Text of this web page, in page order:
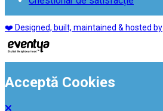
❤️ Designed, built, maintained & hosted by
Acceptă Cookies